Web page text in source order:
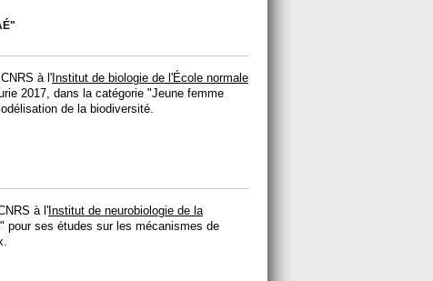
à l' Institut de biologie de l'École normale
2017, dans la catégorie "Jeune femme
de la biodiversité.
à l' Institut de neurobiologie de la
pour ses études sur les mécanismes de